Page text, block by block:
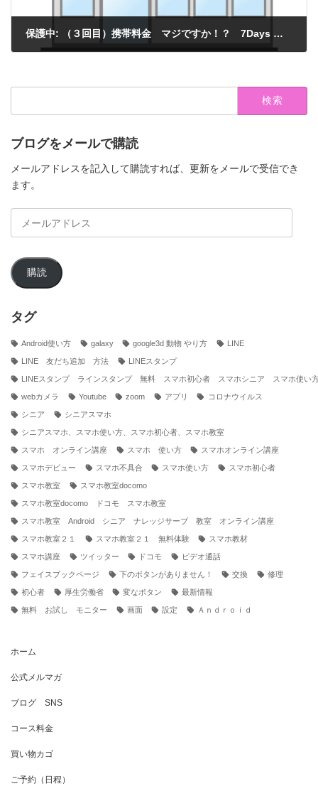
保護中: （３回目）携帯料金 マジですか！？ 7Days 魔法のスマホプログラム
検
ブログをメールで購読
メールアドレスを記入して購読すれば、更新をメールで受信でき
ます。
ア
ド
ス
購読
タグ
Android使い方 galaxy google3d 動物 やり方 LINE
LINE 友だち追加 方法 LINEスタンプ
LINEスタンプ ラインスタンプ 無料 スマホ初心者 スマホシニア スマホ使い
webカメラ Youtube zoom アプリ コロナウイルス
シニア シニアスマホ
シニアスマホ、スマホ使い方、スマホ初心者、スマホ教室
スマホ オンライン講座 スマホ 使い方 スマホオンライン講座
スマホデビュー スマホ不具合 スマホ使い方 スマホ初心者
スマホ教室 スマホ教室docomo
スマホ教室docomo ドコモ スマホ教室
スマホ教室 Android シニア ナレッジサーブ 教室 オンライン講座
スマホ教室２１ スマホ教室２１ 無料体験 スマホ教材
スマホ講座 ツイッター ドコモ ビデオ通話
フェイスブックページ 下のボタンがありません！ 交換 修理
初心者 厚生労働省 変なボタン 最新情報
無料 お試し モニター 画面 設定 Ａｎｄｒｏｉｄ
ホーム
公式メルマガ
ブログ SNS
コース料金
買い物カゴ
ご予約（日程）